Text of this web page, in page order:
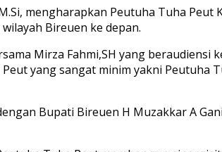
mengharapkan Peutuha Tuha
Bireuen ke depan.
Mirza Fahmi,SH yang beraudiensi
yang sangat minim yakni Peutuha
Bupati Bireuen H Muzakkar A